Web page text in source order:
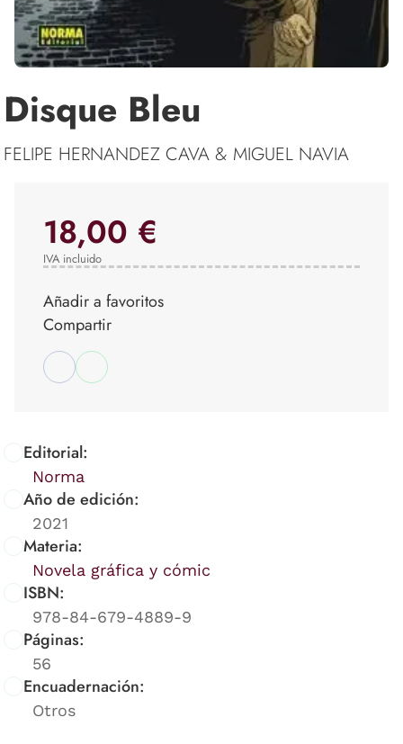
Disque Bleu
FELIPE HERNANDEZ CAVA & MIGUEL NAVIA
Editorial:
Norma
Año de edición:
2021
Materia:
Novela gráfica y cómic
ISBN:
978-84-679-4889-9
Páginas:
56
Encuadernación:
Otros
18,00 €
IVA incluido
Añadir a favoritos
Compartir